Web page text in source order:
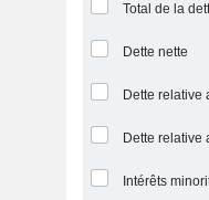
Total de la
Dette nette
Dette relative